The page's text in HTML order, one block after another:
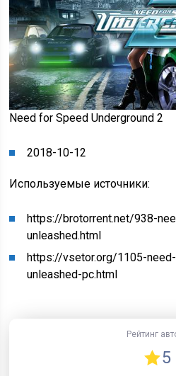
Need for Speed Underground 2
2018-10-12
Используемые источники:
https://brotorrent.net/938-
unleashed.html
https://vsetor.org/1105-
unleashed-pc.html
Рейтинг
5